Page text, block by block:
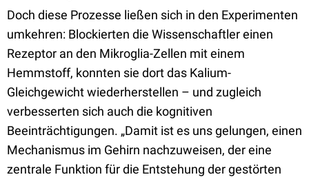
Doch diese Prozesse ließen sich in den Experimenten
umkehren: Blockierten die Wissenschaftler einen
Rezeptor an den Mikroglia-Zellen mit einem
Hemmstoff, konnten sie dort das Kalium-
Gleichgewicht wiederherstellen – und zugleich
verbesserten sich auch die kognitiven
Beeinträchtigungen. „Damit ist es uns gelungen, einen
Mechanismus im Gehirn nachzuweisen, der eine
zentrale Funktion für die Entstehung der gestörten